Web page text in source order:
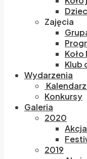
Zajęcia
Klub
Wydarzenia
Konkursy
Galeria
2020
2019